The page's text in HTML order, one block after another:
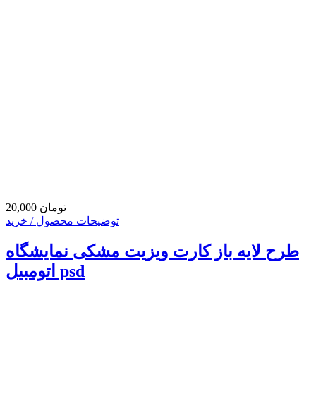
20,000 تومان
توضیحات محصول / خرید
طرح لایه باز کارت ویزیت مشکی نمایشگاه
اتومبیل psd